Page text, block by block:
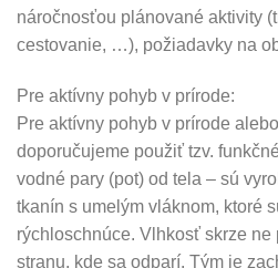
náročnosťou plánované aktivity
cestovanie, …), požiadavky na
Pre aktívny pohyb v prírode:
Pre aktívny pohyb v prírode
doporučujeme použiť tzv.
vodné pary (pot) od tela – sú
tkanín s umelým vláknom, ktoré
rýchloschnúce. Vlhkosť skrze
stranu, kde sa odparí. Tým je